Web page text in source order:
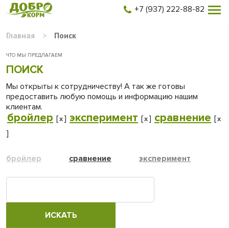
+7 (937) 222-88-82
Главная > Поиск
ЧТО МЫ ПРЕДЛАГАЕМ
ПОИСК
Мы открыты к сотрудничеству! А так же готовы
предоставить любую помощь и информацию нашим
клиентам.
бройлер [x] эксперимент [x] сравнение [x
]
бройлер сравнение эксперимент